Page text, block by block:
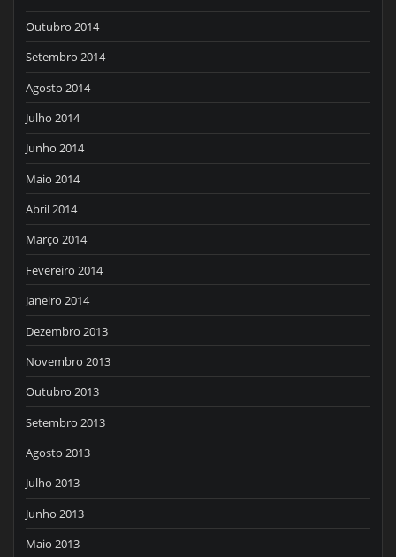
Outubro 2014
Setembro 2014
Agosto 2014
Julho 2014
Junho 2014
Maio 2014
Abril 2014
Março 2014
Fevereiro 2014
Janeiro 2014
Dezembro 2013
Novembro 2013
Outubro 2013
Setembro 2013
Agosto 2013
Julho 2013
Junho 2013
Maio 2013